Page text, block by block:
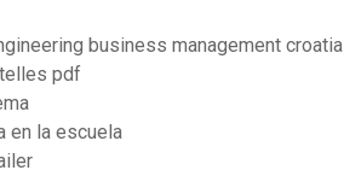
business management croatia
pdf
en la escuela